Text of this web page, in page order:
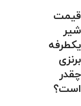
قیمت
شیر
یکطرفه
برنزی
چقدر
است؟